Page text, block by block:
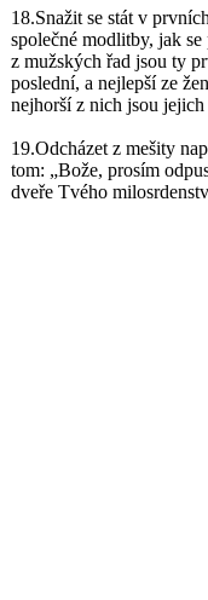
18.Snažit se stát v
společné modlitby, jak
z mužských řad jsou ty
poslední, a nejlepší ze
nejhorší z nich jsou
19.Odcházet z mešity
tom: „Bože, prosím
dveře Tvého